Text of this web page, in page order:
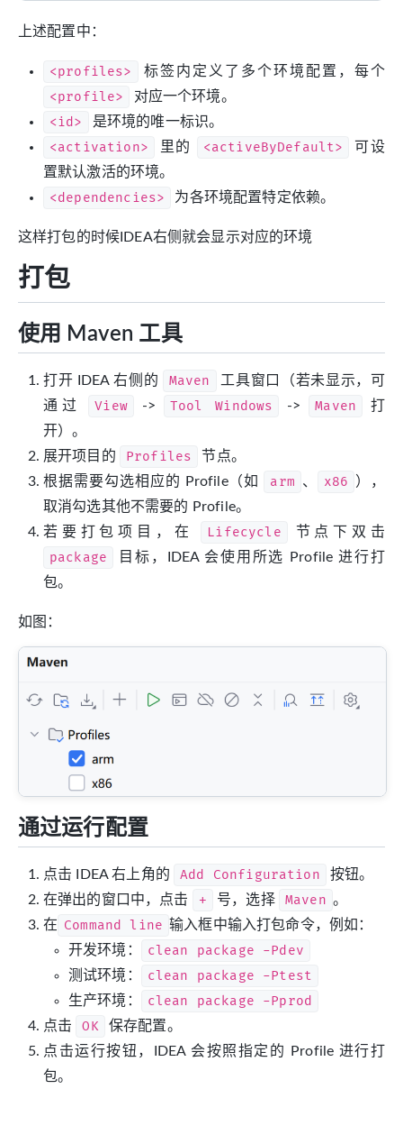
上述配置中：
<profiles> 标签内定义了多个环境配置，每个
<profile> 对应一个环境。
<id> 是环境的唯一标识。
<activation> 里的 <activeByDefault>
可设
置默认激活的环境。
<dependencies> 为各环境配置特定依赖。
这样打包的时候IDEA右侧就会显示对应的环境
打包
使用 Maven 工具
打开 IDEA 右侧的 Maven
工具窗口（若未显示，可
通过
View -> Tool Windows -> Maven
打
开）。
展开项目的
Profiles
节点。
根据需要勾选相应的 Profile（如
arm 、 x86
），
取消勾选其他不需要的 Profile。
若要打包项目，在
Lifecycle 节点下双击
package
目标，IDEA 会使用所选 Profile 进行打
包。
如图：
通过运行配置
点击 IDEA 右上角的 Add Configuration
按钮。
在弹出的窗口中，点击
+ 号，选择 Maven 。
在 Command line 输入框中输入打包命令，例如：
开发环境：
clean package -Pdev
测试环境： clean package -Ptest
生产环境： clean package -Pprod
点击 OK
保存配置。
点击运行按钮，IDEA 会按照指定的 Profile 进行打
包。